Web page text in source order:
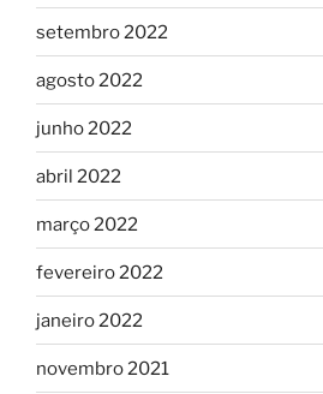
setembro 2022
agosto 2022
junho 2022
abril 2022
março 2022
fevereiro 2022
janeiro 2022
novembro 2021